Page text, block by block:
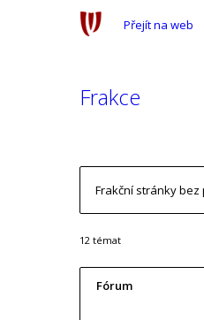
Přejít na web
Frakce
Frakční stránky bez
12 témat
Fórum